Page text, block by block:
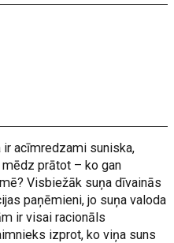
acīmredzami suniska,
prātot – ko gan
Visbiežāk suņa dīvainās
paņēmieni, jo suņa valoda
ir visai racionāls
izprot, ko viņa suns